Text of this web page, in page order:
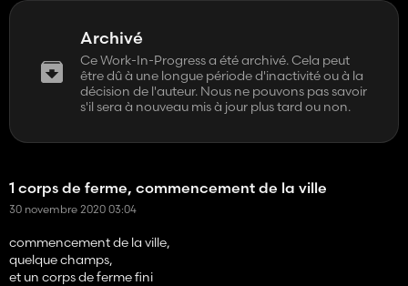
Archivé
Ce Work-In-Progress a été archivé. Cela peut
être dû à une longue période d'inactivité ou à la
décision de l'auteur. Nous ne pouvons pas savoir
s'il sera à nouveau mis à jour plus tard ou non.
1 corps de ferme, commencement de la ville
30 novembre 2020 03:04
commencement de la ville,
quelque champs,
et un corps de ferme fini